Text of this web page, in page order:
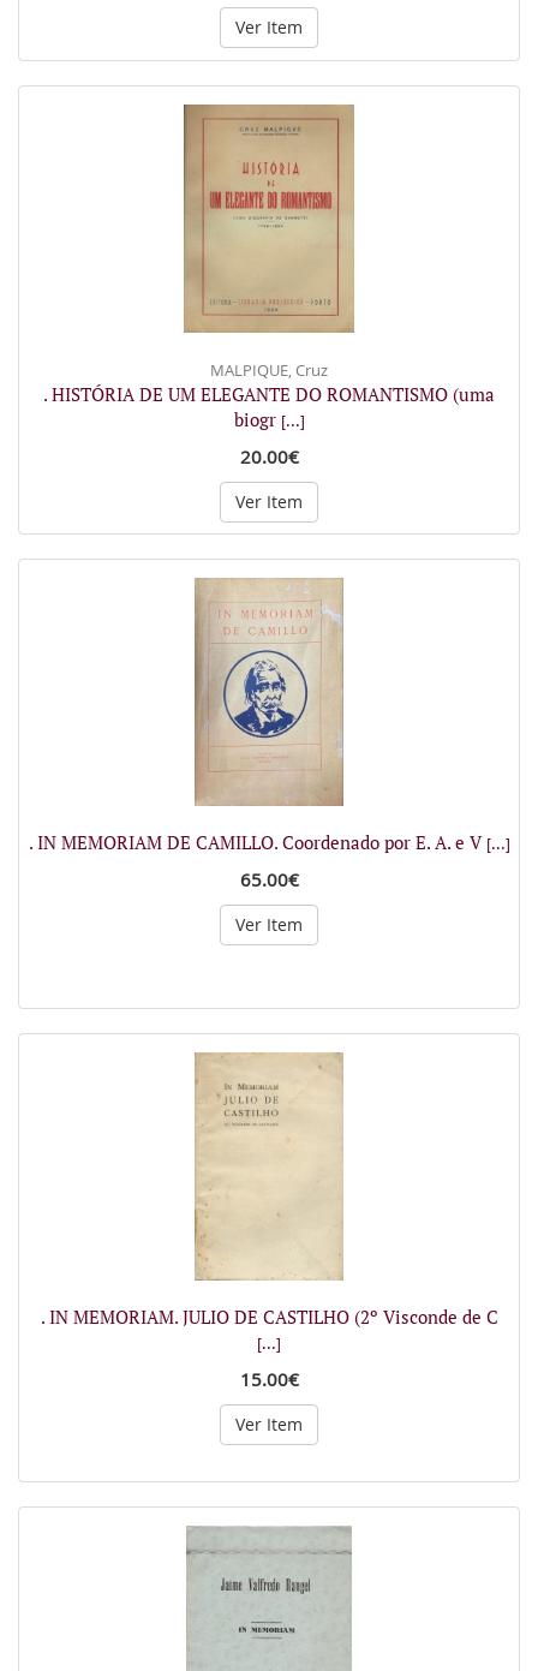
Ver Item
MALPIQUE, Cruz
. HISTÓRIA DE UM ELEGANTE DO ROMANTISMO (uma
biogr [...]
20.00€
Ver Item
. IN MEMORIAM DE CAMILLO. Coordenado por E. A. e V [...]
65.00€
Ver Item
. IN MEMORIAM. JULIO DE CASTILHO (2º Visconde de C
[...]
15.00€
Ver Item